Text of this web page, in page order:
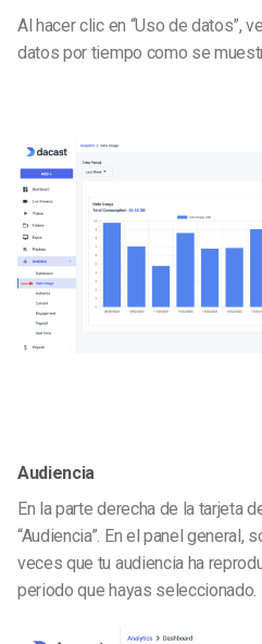
Al hacer clic en “Uso de datos”,
datos por tiempo como se
Audiencia
En la parte derecha de la tarjeta
“Audiencia”. En el panel general,
veces que tu audiencia ha
periodo que hayas seleccionado.